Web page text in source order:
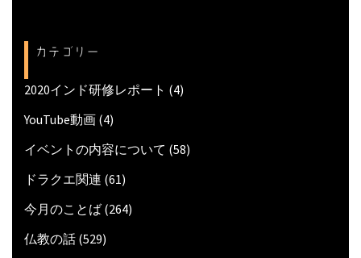
カテゴリー
2020インド研修レポート (4)
YouTube動画 (4)
イベントの内容について (58)
ドラクエ関連 (61)
今月のことば (264)
仏教の話 (529)